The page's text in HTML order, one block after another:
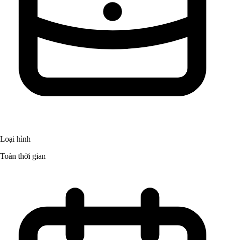
Loại hình
Toàn thời gian